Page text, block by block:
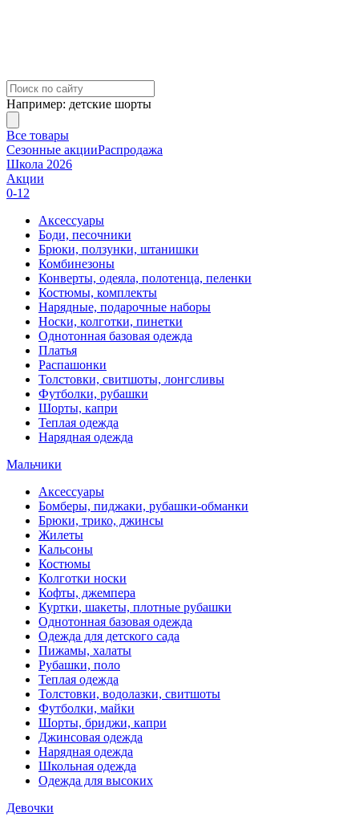
Например: детские шорты
Все товары
Сезонные акцииРаспродажа
Школа 2026
Акции
0-12
Аксессуары
Боди, песочники
Брюки, ползунки, штанишки
Комбинезоны
Конверты, одеяла, полотенца, пеленки
Костюмы, комплекты
Нарядные, подарочные наборы
Носки, колготки, пинетки
Однотонная базовая одежда
Платья
Распашонки
Толстовки, свитшоты, лонгсливы
Футболки, рубашки
Шорты, капри
Теплая одежда
Нарядная одежда
Мальчики
Аксессуары
Бомберы, пиджаки, рубашки-обманки
Брюки, трико, джинсы
Жилеты
Кальсоны
Костюмы
Колготки носки
Кофты, джемпера
Куртки, шакеты, плотные рубашки
Однотонная базовая одежда
Одежда для детского сада
Пижамы, халаты
Рубашки, поло
Теплая одежда
Толстовки, водолазки, свитшоты
Футболки, майки
Шорты, бриджи, капри
Джинсовая одежда
Нарядная одежда
Школьная одежда
Одежда для высоких
Девочки